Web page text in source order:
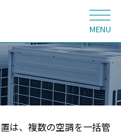
MENU
は、複数の空調を一括管